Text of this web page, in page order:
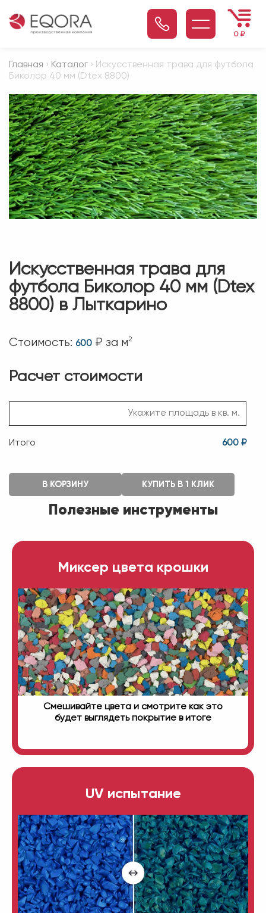
0 ₽
Главная › Каталог › Искусственная трава для футбола
Биколор 40 мм (Dtex 8800)
Искусственная трава для
футбола Биколор 40 мм (Dtex
8800) в Лыткарино
Стоимость: 600 ₽ за м2
Расчет стоимости
Итого 600 ₽
В КОРЗИНУ КУПИТЬ В 1 КЛИК
Полезные инструменты
Миксер цвета крошки
Смешивайте цвета и смотрите как это
будет выглядеть покрытие в итоге
UV испытание